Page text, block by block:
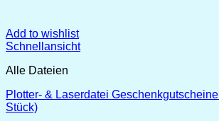
Add to wishlist
Schnellansicht
Alle Dateien
Plotter- & Laserdatei
Stück)